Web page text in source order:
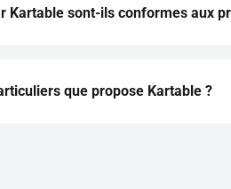
Kartable sont-ils conformes aux
que propose Kartable ?